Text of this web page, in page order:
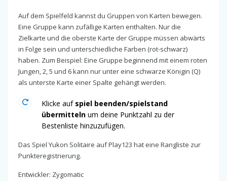
Auf dem Spielfeld kannst du Gruppen von Karten bewegen.
Eine Gruppe kann zufällige Karten enthalten. Nur die
Zielkarte und die oberste Karte der Gruppe müssen abwärts
in Folge sein und unterschiedliche Farben (rot-schwarz)
haben. Zum Beispiel: Eine Gruppe beginnend mit einem roten
Jungen, 2, 5 und 6 kann nur unter eine schwarze Königin (Q)
als unterste Karte einer Spalte gehängt werden.
Klicke auf spiel beenden/spielstand
übermitteln um deine Punktzahl zu der
Bestenliste hinzuzufügen.
Das Spiel Yukon Solitaire auf Play123 hat eine Rangliste zur
Punkteregistrierung.
Entwickler: Zygomatic